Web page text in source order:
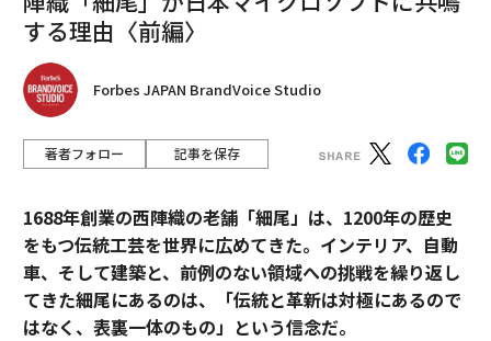
する理由〈前編〉
Forbes JAPAN BrandVoice Studio
著者フォロー 記事を保存
1688年創業の西陣織の老舗「細尾」は、1200年の歴史
をもつ伝統工芸を世界に広めてきた。インテリア、自動
車、そして建築と、前例のない領域への挑戦を繰り返し
てきた細尾にあるのは、「伝統と革新は対極にあるので
はなく、表裏一体のもの」という信念だ。